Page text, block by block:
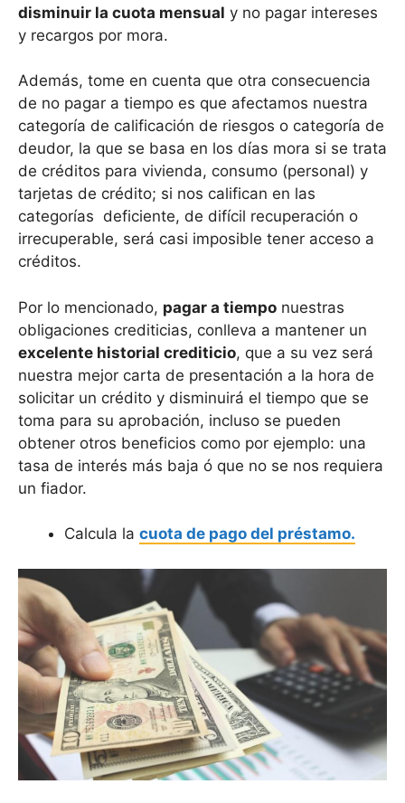
disminuir la cuota mensual y no pagar intereses
y recargos por mora.
Además, tome en cuenta que otra consecuencia
de no pagar a tiempo es que afectamos nuestra
categoría de calificación de riesgos o categoría de
deudor, la que se basa en los días mora si se trata
de créditos para vivienda, consumo (personal) y
tarjetas de crédito; si nos califican en las
categorías deficiente, de difícil recuperación o
irrecuperable, será casi imposible tener acceso a
créditos.
Por lo mencionado, pagar a tiempo nuestras
obligaciones crediticias, conlleva a mantener un
excelente historial crediticio, que a su vez será
nuestra mejor carta de presentación a la hora de
solicitar un crédito y disminuirá el tiempo que se
toma para su aprobación, incluso se pueden
obtener otros beneficios como por ejemplo: una
tasa de interés más baja ó que no se nos requiera
un fiador.
Calcula la cuota de pago del préstamo.